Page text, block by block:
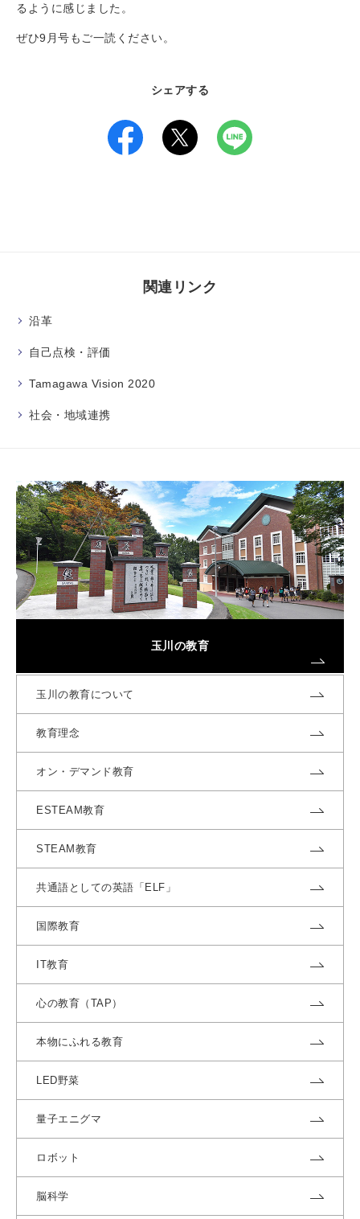
るように感じました。
ぜひ9月号もご一読ください。
シェアする
関連リンク
沿革
自己点検・評価
Tamagawa Vision 2020
社会・地域連携
玉川の教育
玉川の教育について
教育理念
オン・デマンド教育
ESTEAM教育
STEAM教育
共通語としての英語「ELF」
国際教育
IT教育
心の教育（TAP）
本物にふれる教育
LED野菜
量子エニグマ
ロボット
脳科学